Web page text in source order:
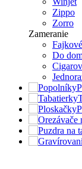
Zippo
Zorro
Zameranie
Do